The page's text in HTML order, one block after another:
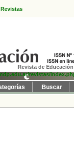
Revistas
Revista de
revistas/
Buscar